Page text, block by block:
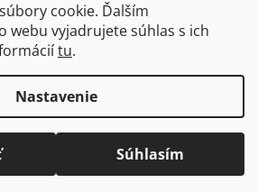
cookie. Ďalším
webu vyjadrujete súhlas s ich
tu.
Nastavenie
Súhlasím
. Všetky práva vyhradené.
nastavenie cookies